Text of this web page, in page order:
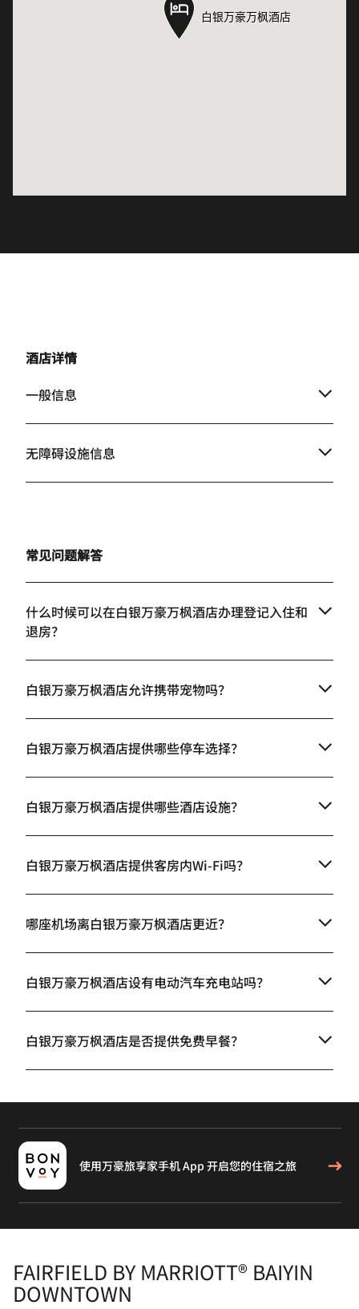
白银万豪万枫酒店
白银万豪万枫酒店
酒店详情
一般信息
无障碍设施信息
常见问题解答
什么时候可以在白银万豪万枫酒店办理登记入住和
退房？
白银万豪万枫酒店允许携带宠物吗？
白银万豪万枫酒店提供哪些停车选择？
白银万豪万枫酒店提供哪些酒店设施？
白银万豪万枫酒店提供客房内Wi-Fi吗？
哪座机场离白银万豪万枫酒店更近？
白银万豪万枫酒店设有电动汽车充电站吗？
白银万豪万枫酒店是否提供免费早餐？
使用万豪旅享家手机 App 开启您的住宿之旅
FAIRFIELD BY MARRIOTT® BAIYIN
DOWNTOWN